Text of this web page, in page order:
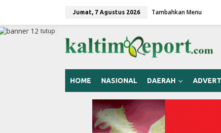
a
Jumat, 7 Agustus 2026 Tambahkan Menu
HOME NASIONAL DAERAH
tutup